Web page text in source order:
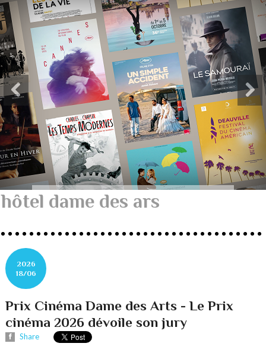
hôtel dame des ars
2026
18/06
Prix Cinéma Dame des Arts - Le Prix
cinéma 2026 dévoile son jury
Share